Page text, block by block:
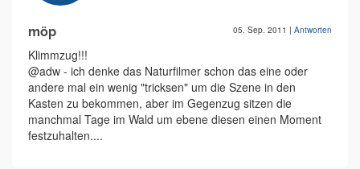
möp 05. Sep. 2011 | Antworten
Klimmzug!!!
@adw - ich denke das Naturfilmer schon das eine oder
andere mal ein wenig "tricksen" um die Szene in den
Kasten zu bekommen, aber im Gegenzug sitzen die
manchmal Tage im Wald um ebene diesen einen Moment
festzuhalten....